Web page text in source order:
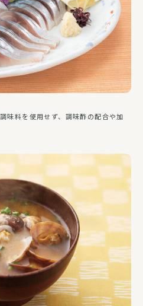
味料を使用せず、調味酢の配合や加